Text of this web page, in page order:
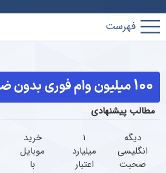
پارس
فوتبال
مطالب پیشنهادی
دیگه
انگلیسی
صحبت
۱
میلیارد
اعتبار
خرید
موبایل
با